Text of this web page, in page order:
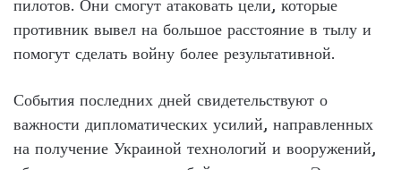
пилотов. Они смогут атаковать цели, которые
противник вывел на большое расстояние в тылу и
помогут сделать войну более результативной.
События последних дней свидетельствуют о
важности дипломатических усилий, направленных
на получение Украиной технологий и вооружений,